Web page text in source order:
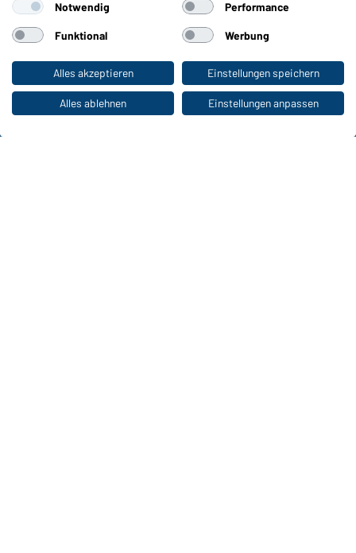
Zum Privatkunden-Shop
Farben
WORKWEAR COLLECTION
Die ideale Wahl für Professionals: Kollektionen
entdecken!
Notwendig Performance
Funktional Werbung
Alles akzeptieren Einstellungen speichern
Alles ablehnen Einstellungen anpassen